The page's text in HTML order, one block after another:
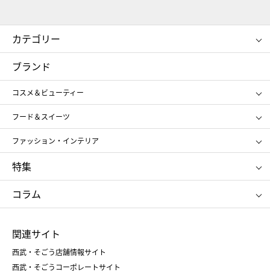
カテゴリー
コスメ＆ビューティー
ギフト
レディース
メンズ
スポーツ・アウトドア
お中元
お歳暮
ブランド
コスメ＆ビューティー
SHISEIDO
ポール&ジョー ボーテ
ジルスチュアート
NARS
RMK
クリニーク
SK-Ⅱ
フード＆スイーツ
アンリ・シャルパンティエ
ゴディバ
新宿高野
たねや
ねんりん家
ファッション・インテリア
ポロ ラルフ ローレン
タケオ キクチ
ママ＆キッズ
シュタイフ
特集
お中元
ひな人形
五月人形
父の日
クリスマスケーキ
コラム
菓子折り
和菓子
人気のギフト
関連サイト
西武・そごう店舗情報サイト
西武・そごうコーポレートサイト